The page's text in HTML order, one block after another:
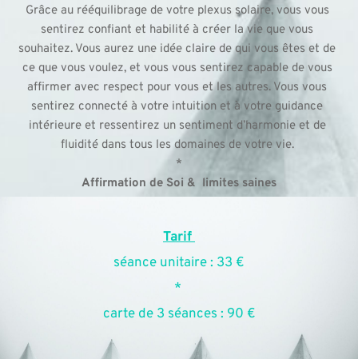
Grâce au rééquilibrage de votre plexus solaire, vous vous
sentirez confiant et habilité à créer la vie que vous
souhaitez. Vous aurez une idée claire de qui vous êtes et de
ce que vous voulez, et vous vous sentirez capable de vous
affirmer avec respect pour vous et les autres. Vous vous
sentirez connecté à votre intuition et à votre guidance
intérieure et ressentirez un sentiment d’harmonie et de
fluidité dans tous les domaines de votre vie.
​*
Affirmation de Soi &  limites saines
Tarif
séance unitaire : 33 €
*
carte de 3 séances : 90 €